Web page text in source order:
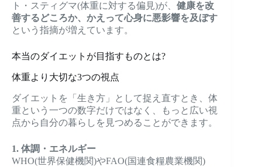
ト・スティグマ(体重に対する偏見)が、 健康を改
善するどころか、かえって心身に悪影響を及ぼす
という指摘が増えています。
本当のダイエットが目指すものとは?
体重より大切な3つの視点
ダイエットを「生き方」として捉え直すとき、体
重という一つの数字だけではなく、もっと広い視
点から自分の暮らしを見つめることができます。
1. 体調・エネルギー
WHO(世界保健機関)やFAO(国連食糧農業機関)